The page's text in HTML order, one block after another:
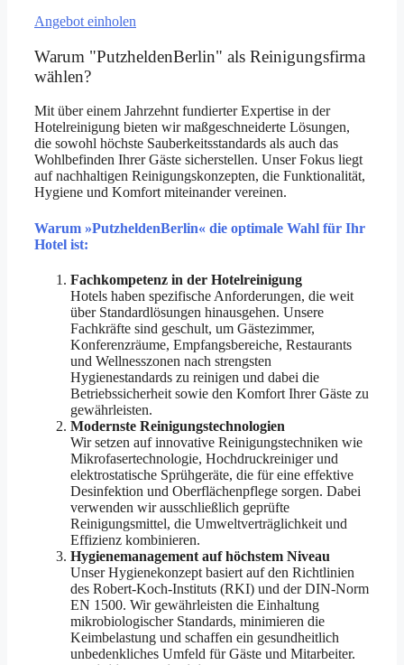
Angebot einholen
Warum "PutzheldenBerlin" als Reinigungsfirma
wählen?
Mit über einem Jahrzehnt fundierter Expertise in der
Hotelreinigung bieten wir maßgeschneiderte Lösungen,
die sowohl höchste Sauberkeitsstandards als auch das
Wohlbefinden Ihrer Gäste sicherstellen. Unser Fokus liegt
auf nachhaltigen Reinigungskonzepten, die Funktionalität,
Hygiene und Komfort miteinander vereinen.
Warum »PutzheldenBerlin« die optimale Wahl für Ihr
Hotel ist:
Fachkompetenz in der Hotelreinigung
Hotels haben spezifische Anforderungen, die weit
über Standardlösungen hinausgehen. Unsere
Fachkräfte sind geschult, um Gästezimmer,
Konferenzräume, Empfangsbereiche, Restaurants
und Wellnesszonen nach strengsten
Hygienestandards zu reinigen und dabei die
Betriebssicherheit sowie den Komfort Ihrer Gäste zu
gewährleisten.
Modernste Reinigungstechnologien
Wir setzen auf innovative Reinigungstechniken wie
Mikrofasertechnologie, Hochdruckreiniger und
elektrostatische Sprühgeräte, die für eine effektive
Desinfektion und Oberflächenpflege sorgen. Dabei
verwenden wir ausschließlich geprüfte
Reinigungsmittel, die Umweltverträglichkeit und
Effizienz kombinieren.
Hygienemanagement auf höchstem Niveau
Unser Hygienekonzept basiert auf den Richtlinien
des Robert-Koch-Instituts (RKI) und der DIN-Norm
EN 1500. Wir gewährleisten die Einhaltung
mikrobiologischer Standards, minimieren die
Keimbelastung und schaffen ein gesundheitlich
unbedenkliches Umfeld für Gäste und Mitarbeiter.